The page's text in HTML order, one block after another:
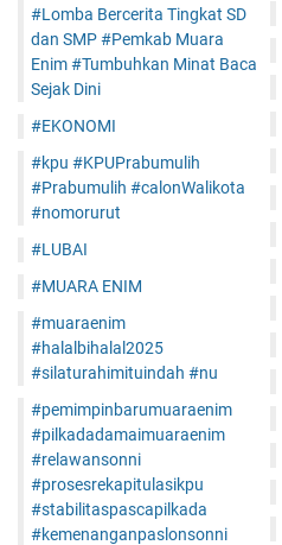
#Lomba Bercerita Tingkat SD
dan SMP #Pemkab Muara
Enim #Tumbuhkan Minat Baca
Sejak Dini
#EKONOMI
#kpu #KPUPrabumulih
#Prabumulih #calonWalikota
#nomorurut
#LUBAI
#MUARA ENIM
#muaraenim
#halalbihalal2025
#silaturahimituindah #nu
#pemimpinbarumuaraenim
#pilkadadamaimuaraenim
#relawansonni
#prosesrekapitulasikpu
#stabilitaspascapilkada
#kemenanganpaslonsonni